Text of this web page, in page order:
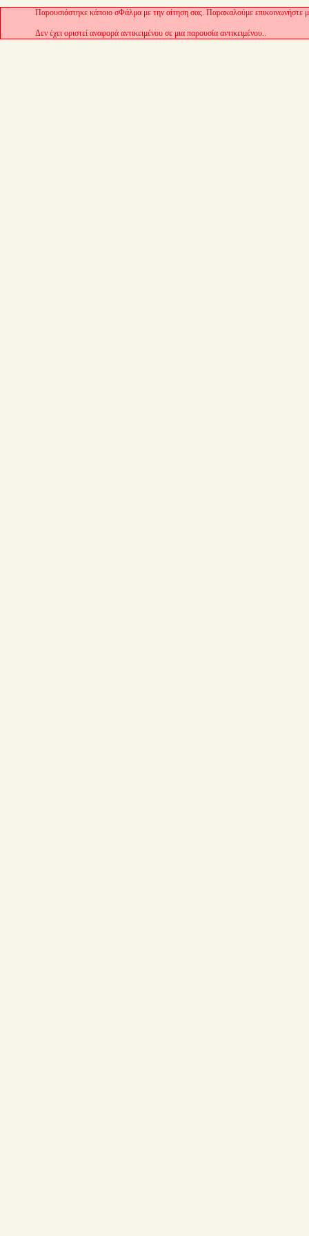
Παρουσιάστηκε κάποιο σΦάλμα με την αίτηση σας. Παρακαλούμε επικοινωνήστε
Δεν έχει οριστεί αναφορά αντικειμένου σε μια παρουσία αντικειμένου..